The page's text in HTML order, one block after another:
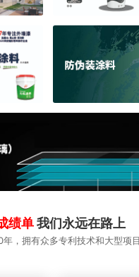
绩单我们永远在路上
，拥有众多专利技术和大型项